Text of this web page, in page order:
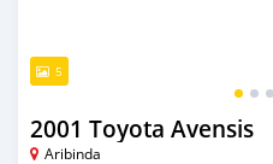
5
2001 Toyota Avensis
Aribinda